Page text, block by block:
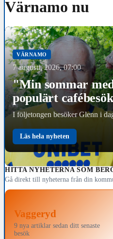
Värnamo nu
VÄRNAMO
7 augusti, 2026, 07:00
"Min sommar
populärt cafébesök
I följetongen besöker Glenn i
Läs hela nyheten
HITTA NYHETERNA SOM
Gå direkt till nyheterna från din
Vaggeryd
9 nya artiklar sedan ditt senaste
besök